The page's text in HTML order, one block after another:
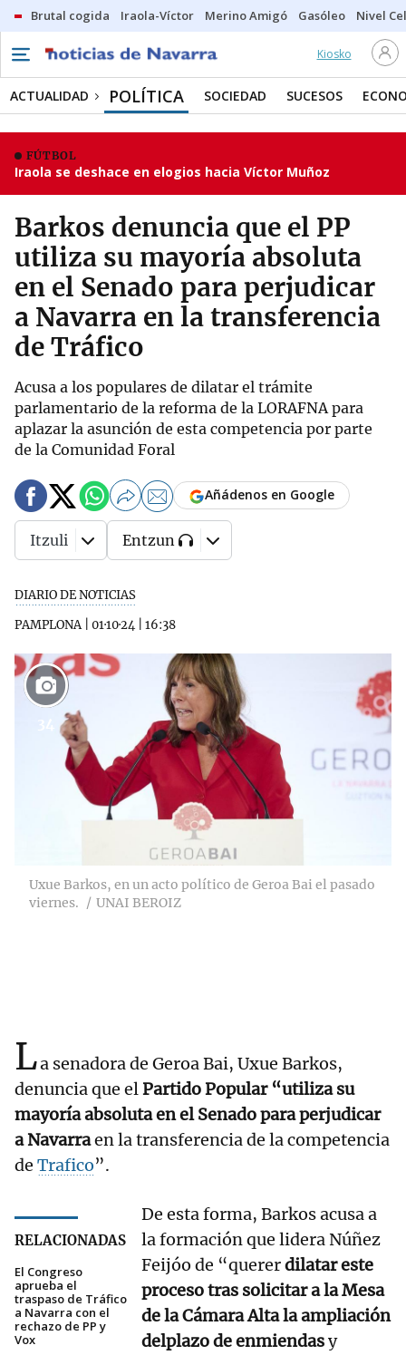
Brutal cogida Iraola-Víctor Merino Amigó Gasóleo Nivel
Kiosko
ACTUALIDAD POLÍTICA SOCIEDAD SUCESOS
FÚTBOL
Iraola se deshace en elogios hacia Víctor Muñoz
Barkos denuncia que el PP
utiliza su mayoría absoluta
en el Senado para perjudicar
a Navarra en la transferencia
de Tráfico
Acusa a los populares de dilatar el trámite
parlamentario de la reforma de la LORAFNA para
aplazar la asunción de esta competencia por parte
de la Comunidad Foral
DIARIO DE NOTICIAS
PAMPLONA| 01·10·24 16:38
Añádenos en Google
Itzuli Entzun
34
Uxue Barkos, en un acto político de Geroa Bai el pasado
viernes.
UNAI BEROIZ
La senadora de Geroa Bai, Uxue Barkos,
denuncia que elPartido Popular “utiliza su
mayoría absoluta en el Senado para perjudicar
a Navarraen la transferencia de la competencia
de Trafico”.
RELACIONADAS
El Congreso
aprueba el
traspaso de Tráfico
a Navarra con el
rechazo de PP y
Vox
De esta forma, Barkos acusa a
la formación que lidera Núñez
Feijóo de “quererdilatar este
proceso tras solicitar a la Mesa
de la Cámara Alta la ampliación
delplazo de enmiendasy